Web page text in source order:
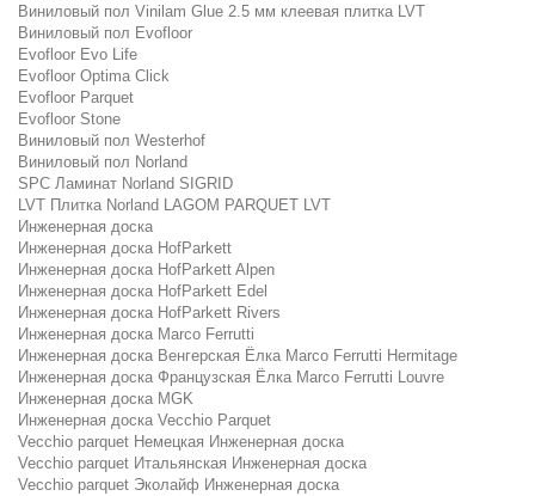
Виниловый пол Vinilam Glue 2.5 мм клеевая плитка LVT
Виниловый пол Evofloor
Evofloor Evo Life
Evofloor Optima Click
Evofloor Parquet
Evofloor Stone
Виниловый пол Westerhof
Виниловый пол Norland
SPC Ламинат Norland SIGRID
LVT Плитка Norland LAGOM PARQUET LVT
Инженерная доска
Инженерная доска HofParkett
Инженерная доска HofParkett Alpen
Инженерная доска HofParkett Edel
Инженерная доска HofParkett Rivers
Инженерная доска Marco Ferrutti
Инженерная доска Венгерская Ёлка Marco Ferrutti Hermitage
Инженерная доска Французская Ёлка Marco Ferrutti Louvre
Инженерная доска MGK
Инженерная доска Vecchio Parquet
Vecchio parquet Немецкая Инженерная доска
Vecchio parquet Итальянская Инженерная доска
Vecchio parquet Эколайф Инженерная доска